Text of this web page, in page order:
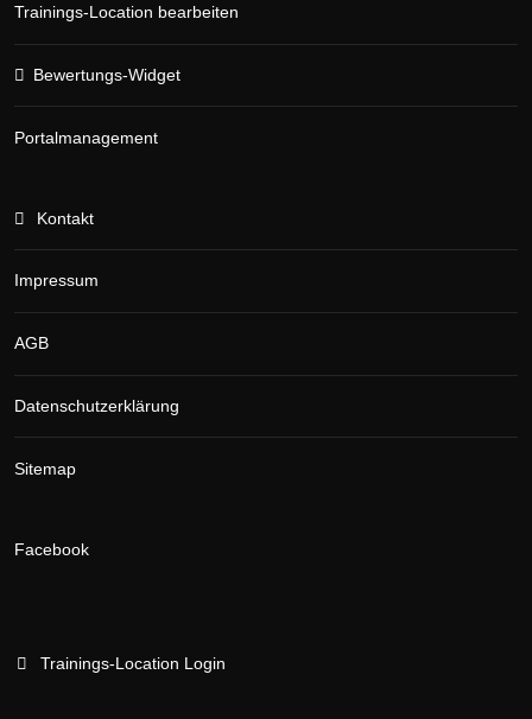
Trainings-Location bearbeiten
Bewertungs-Widget
Portalmanagement
Kontakt
Impressum
AGB
Datenschutzerklärung
Sitemap
Facebook
Trainings-Location Login